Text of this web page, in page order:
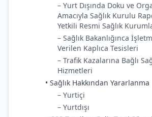
– Yurt Dışında Doku ve
Amacıyla Sağlık Kurulu
Yetkili Resmi Sağlık
– Sağlık Bakanlığınca
Verilen Kaplıca Tesisleri
– Trafik Kazalarına Bağlı
Hizmetleri
• Sağlık Hakkından Yararlanma
– Yurtiçi
– Yurtdışı